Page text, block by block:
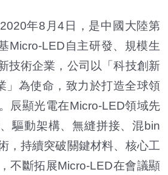
年8月4日，是中國大陸第
Micro-LED自主研發、規模生
技術企業，公司以「科技創新
」為使命，致力於打造全球領
辰顯光電在Micro-LED領域先
驅動架構、無縫拼接、混bin
，持續突破關鍵材料、核心工
不斷拓展Micro-LED在會議顯